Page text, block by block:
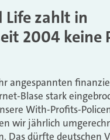
Life zahlt in
2004 keine
angespannten
Blase stark
With-Profits-
wir jährlich
Das dürfte deutschen